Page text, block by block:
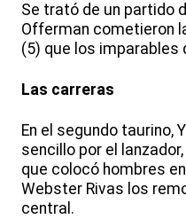
Se trató de un partido
Offerman cometieron
(5) que los imparables
Las carreras
En el segundo taurino,
sencillo por el
que colocó hombres
Webster Rivas los
central.